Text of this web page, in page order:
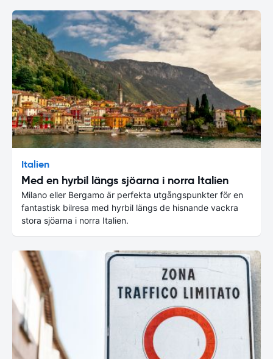
Italien
Med en hyrbil längs sjöarna i norra Italien
Milano eller Bergamo är perfekta utgångspunkter för en
fantastisk bilresa med hyrbil längs de hisnande vackra
stora sjöarna i norra Italien.